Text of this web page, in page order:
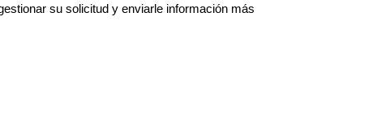
su solicitud y enviarle información más